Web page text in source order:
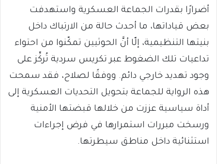
أضرارًا بقدرات الجماعة العسكرية واستهدفت
بعض قياداتها، ما أحدث حالة من الارتباك داخل
بنيتها التنظيمية، إلّا أنَّ الحوثيين تمكّنوا من احتواء
تداعيات تلك الضغوط عبر تكريس سردية تُركِّز على
وجود تهديد خارجي دائم. ووفقًا لصلاح، فقد سمحت
هذه الرواية للجماعة بتحويل التحديات العسكرية إلى
أداة سياسية عززت من خلالها قبضتها الأمنية
ورسخت مبررات استمرارها في فرض إجراءات
استثنائية داخل مناطق سيطرتها.